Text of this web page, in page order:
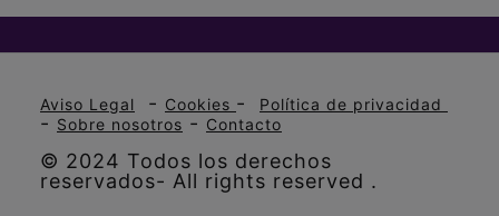
Aviso Legal - Cookies - Política de privacidad
- Sobre nosotros - Contacto
© 2024 Todos los derechos
reservados- All rights reserved .